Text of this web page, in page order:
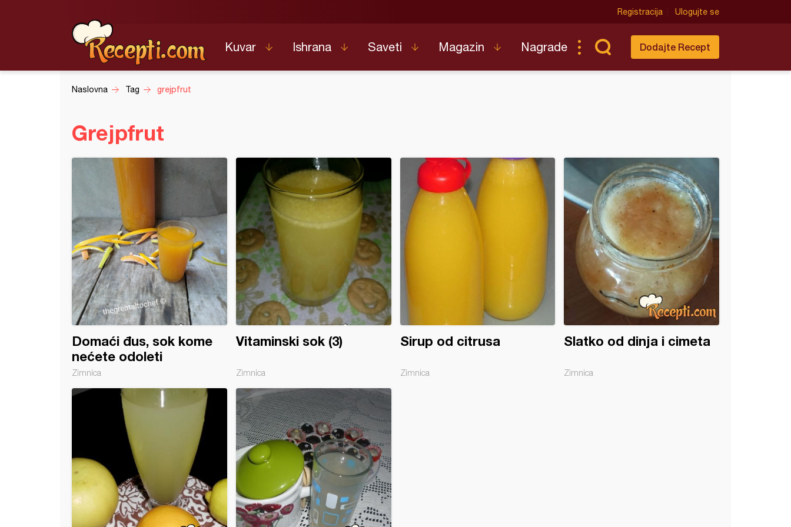
Registracija Ulogujte se
Kuvar Ishrana Saveti Magazin Nagrade Dodajte Recept
Naslovna Tag grejpfrut
Grejpfrut
Domaći đus, sok kome
nećete odoleti
Zimnica
Vitaminski sok (3)
Zimnica
Sirup od citrusa
Zimnica
Slatko od dinja i cimeta
Zimnica
od dinja i cimeta